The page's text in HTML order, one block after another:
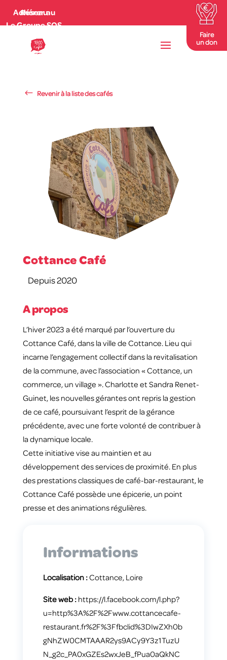
Adhérer au Réseau
Le Groupe SOS
Faire
un don
Revenir à la liste des cafés
Cottance Café
Depuis 2020
A propos
L’hiver 2023 a été marqué par l’ouverture du
Cottance Café, dans la ville de Cottance. Lieu qui
incarne l’engagement collectif dans la revitalisation
de la commune, avec l’association « Cottance, un
commerce, un village ». Charlotte et Sandra Renet-
Guinet, les nouvelles gérantes ont repris la gestion
de ce café, poursuivant l’esprit de la gérance
précédente, avec une forte volonté de contribuer à
la dynamique locale.
Cette initiative vise au maintien et au
développement des services de proximité. En plus
des prestations classiques de café-bar-restaurant, le
Cottance Café possède une épicerie, un point
presse et des animations régulières.
Informations
Localisation :Cottance, Loire
Site web : https://l.facebook.com/l.php?
u=http%3A%2F%2Fwww.cottancecafe-
restaurant.fr%2F%3Ffbclid%3DIwZXh0b
gNhZW0CMTAAAR2ys9ACy9Y3z1TuzU
N_g2c_PA0xGZEs2wxJeB_fPua0aQkNC